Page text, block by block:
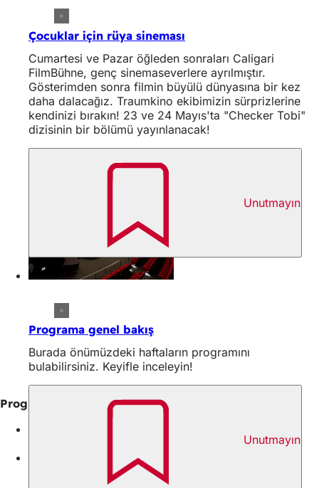
Çocuklar için rüya sineması
Cumartesi ve Pazar öğleden sonraları Caligari
FilmBühne, genç sinemaseverlere ayrılmıştır.
Gösterimden sonra filmin büyülü dünyasına bir kez
daha dalacağız. Traumkino ekibimizin sürprizlerine
kendinizi bırakın! 23 ve 24 Mayıs'ta "Checker Tobi"
dizisinin bir bölümü yayınlanacak!
Unutmayın
Programa genel bakış
Burada önümüzdeki haftaların programını
bulabilirsiniz. Keyifle inceleyin!
Unutmayın
Program kitapçıklarımız:
Caligari Programı Haziran 2026
-Dosya 2,67 MB